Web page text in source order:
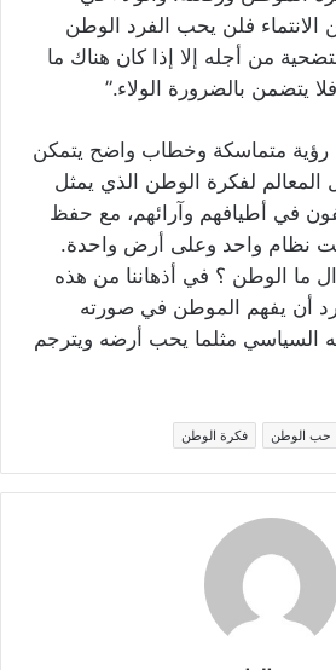
فلن يحب الفرد الوطن
من أجله إلا إذا كان هناك ما
يتضمن بالضرورة الولاء.”
رؤية متماسكة وخطاب واضح يتمكن
المعالم لفكرة الوطن الذي يمثل
في أطيافهم وآرائهم، مع حفظ
نظام واحد وعلى أرض واحدة.
ما الوطن ؟ في أذهاننا من هذه
أن يفهم الموطن في صورته
السياسي مثلما يحب أرضه ويترجم
حب الوطن فكرة الوطن